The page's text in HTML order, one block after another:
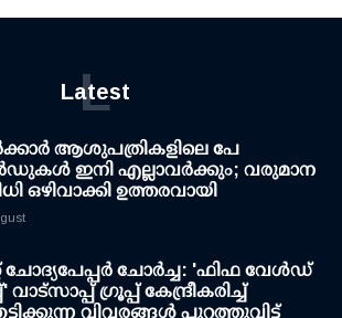
Latest
L
ആശുപത്രികളിലെ പേ
ഇനി എല്ലാവര്‍ക്കും; വരുമാന
ഒഴിവാക്കി ഉത്തരവായി
ചോദ്യപേപ്പര്‍ ചോര്‍ച്ച: 'ഫിഫ വേള്‍ഡ്
വാട്സാപ്പ് ഗ്രൂപ്പ് കേന്ദ്രീകരിച്ച്
വിവരങ്ങള്‍ പുറത്തുവിട്ട്